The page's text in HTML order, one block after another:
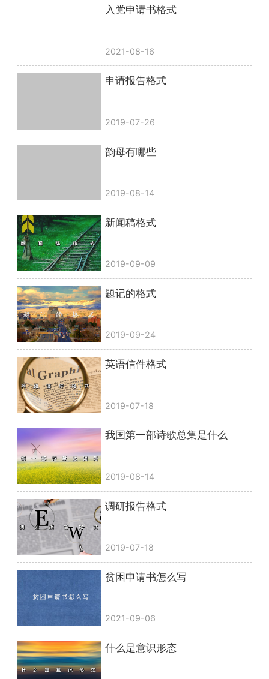
入党申请书格式
2021-08-16
申请报告格式
2019-07-26
韵母有哪些
2019-08-14
新闻稿格式
2019-09-09
题记的格式
2019-09-24
英语信件格式
2019-07-18
我国第一部诗歌总集是什么
2019-08-14
调研报告格式
2019-07-18
贫困申请书怎么写
2021-09-06
什么是意识形态